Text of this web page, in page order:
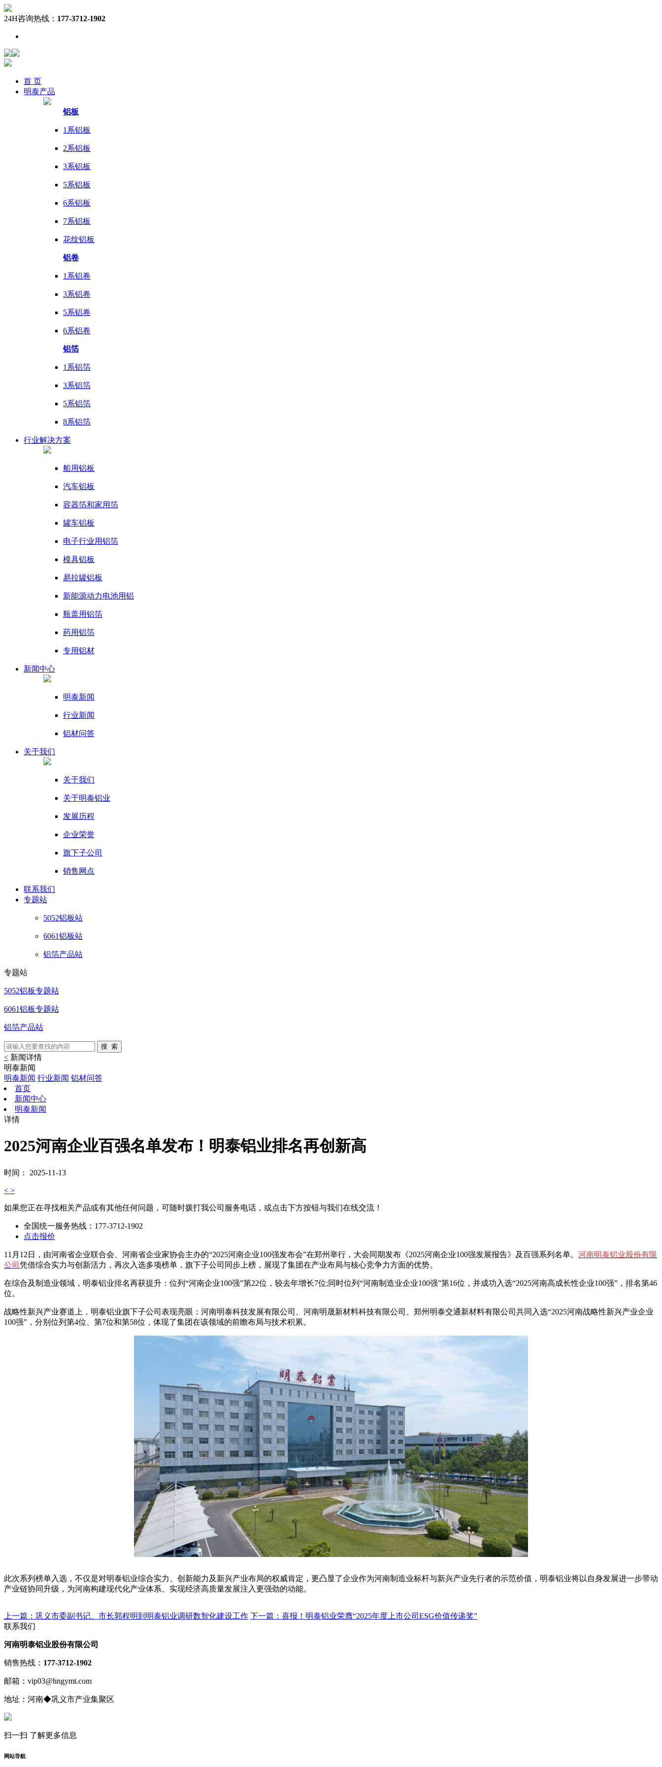
24H咨询热线： 177-3712-1902
首 页
明泰产品
铝板
1系铝板
2系铝板
3系铝板
5系铝板
6系铝板
7系铝板
花纹铝板
铝卷
1系铝卷
3系铝卷
5系铝卷
6系铝卷
铝箔
1系铝箔
3系铝箔
5系铝箔
8系铝箔
行业解决方案
船用铝板
汽车铝板
容器箔和家用箔
罐车铝板
电子行业用铝箔
模具铝板
易拉罐铝板
新能源动力电池用铝
瓶盖用铝箔
药用铝箔
专用铝材
新闻中心
明泰新闻
行业新闻
铝材问答
关于我们
关于我们
关于明泰铝业
发展历程
企业荣誉
旗下子公司
销售网点
联系我们
专题站
5052铝板站
6061铝板站
铝箔产品站
专题站
5052铝板专题站
6061铝板专题站
铝箔产品站
< 新闻详情
明泰新闻
明泰新闻 行业新闻 铝材问答
首页
新闻中心
明泰新闻
详情
2025河南企业百强名单发布！明泰铝业排名再创新高
时间： 2025-11-13
< >
如果您正在寻找相关产品或有其他任何问题，可随时拨打我公司服务电话，或点击下方按钮与我们在线交流！
全国统一服务热线： 177-3712-1902
点击报价
11月12日，由河南省企业联合会、河南省企业家协会主办的“2025河南企业100强发布会”在郑州举行，大会同期发布《2025河南企业100强发展报告》及百强系列名单。 河南明泰铝业股份有限
公司 凭借综合实力与创新活力，再次入选多项榜单，旗下子公司同步上榜，展现了集团在产业布局与核心竞争力方面的优势。
在综合及制造业领域，明泰铝业排名再获提升：位列“河南企业100强”第22位，较去年增长7位;同时位列“河南制造业企业100强”第16位，并成功入选“2025河南高成长性企业100强”，排名第46
位。
战略性新兴产业赛道上，明泰铝业旗下子公司表现亮眼：河南明泰科技发展有限公司、河南明晟新材料科技有限公司、郑州明泰交通新材料有限公司共同入选“2025河南战略性新兴产业企业
100强”，分别位列第4位、第7位和第58位，体现了集团在该领域的前瞻布局与技术积累。
此次系列榜单入选，不仅是对明泰铝业综合实力、创新能力及新兴产业布局的权威肯定，更凸显了企业作为河南制造业标杆与新兴产业先行者的示范价值，明泰铝业将以自身发展进一步带动
产业链协同升级，为河南构建现代化产业体系、实现经济高质量发展注入更强劲的动能。
上一篇：巩义市委副书记、市长郭程明到明泰铝业调研数智化建设工作 下一篇：喜报！明泰铝业荣膺“2025年度上市公司ESG价值传递奖”
联系我们
河南明泰铝业股份有限公司
销售热线： 177-3712-1902
邮箱：vip03@hngymt.com
地址：河南◆巩义市产业集聚区
扫一扫 了解更多信息
网站导航